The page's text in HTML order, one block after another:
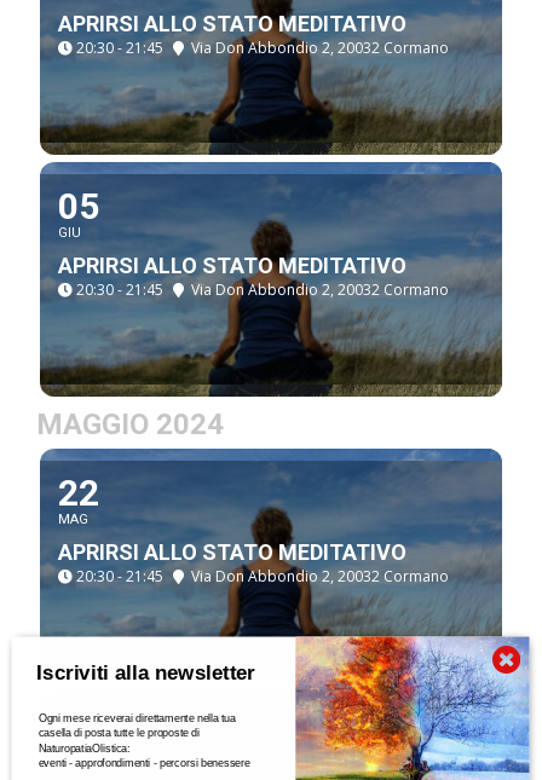
APRIRSI ALLO STATO MEDITATIVO
20:30 - 21:45 Via Don Abbondio 2, 20032 Cormano
05
GIU
APRIRSI ALLO STATO MEDITATIVO
20:30 - 21:45 Via Don Abbondio 2, 20032 Cormano
MAGGIO 2024
22
MAG
APRIRSI ALLO STATO MEDITATIVO
20:30 - 21:45 Via Don Abbondio 2, 20032 Cormano
08
MAG
Iscriviti alla newsletter
Ogni mese riceverai direttamente nella tua
casella di posta tutte le proposte di
NaturopatiaOlistica:
eventi - approfondimenti - percorsi benessere